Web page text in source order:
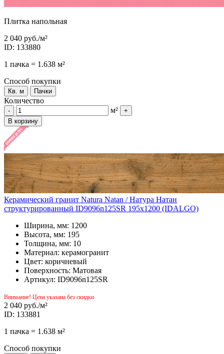
Плитка напольная
2 040 руб./м²
ID: 133880
1 пачка = 1.638 м²
Способ покупки
Кв. м Пачки
Количество
- м²
+
В корзину
Керамический гранит Natura Natan / Натура Натан
структурированный ID9096n125SR 195x1200 (IDALGO)
Ширина, мм: 1200
Высота, мм: 195
Толщина, мм: 10
Материал: керамогранит
Цвет: коричневый
Поверхность: Матовая
Артикул: ID9096n125SR
Внимание! Цена указана без скидки
2 040 руб./м²
ID: 133881
1 пачка = 1.638 м²
Способ покупки